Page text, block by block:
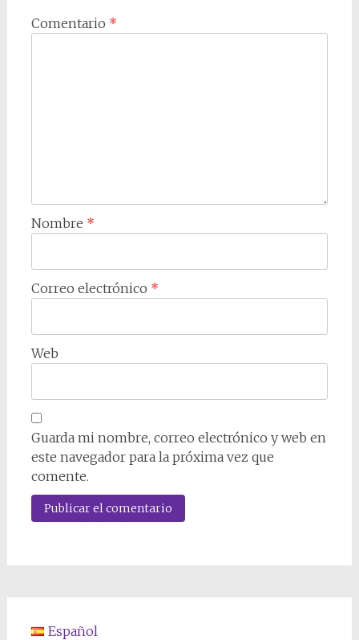
Comentario *
Nombre *
Correo electrónico *
Web
Guarda mi nombre, correo electrónico y web en
este navegador para la próxima vez que
comente.
Español